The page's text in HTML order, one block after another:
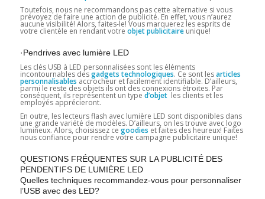
Toutefois, nous ne recommandons pas cette alternative si vous
prévoyez de faire une action de publicité. En effet, vous n’aurez
aucune visibilité! Alors, faites-le! Vous marquerez les esprits de
votre clientèle en rendant votre objet publicitaireunique!
·Pendrives avec lumière LED
Les clés USB à LED personnalisées sont les éléments
incontournables desgadgets technologiques. Ce sont lesarticles
personnalisables accrocheur et facilement identifiable. D’ailleurs,
parmi le reste des objets ils ont des connexions étroites. Par
conséquent, ils représentent un type d’objetles clients et les
employés apprécieront.
En outre, les lecteurs flash avec lumière LED sont disponibles dans
une grande variété de modèles. D’ailleurs, on les trouve avec logo
lumineux. Alors, choisissez ce goodies et faites des heureux! Faites
nous confiance pour rendre votre campagne publicitaire unique!
QUESTIONS FRÉQUENTES SUR LA PUBLICITÉ DES
PENDENTIFS DE LUMIÈRE LED
Quelles techniques recommandez-vous pour personnaliser
l’USB avec des LED?